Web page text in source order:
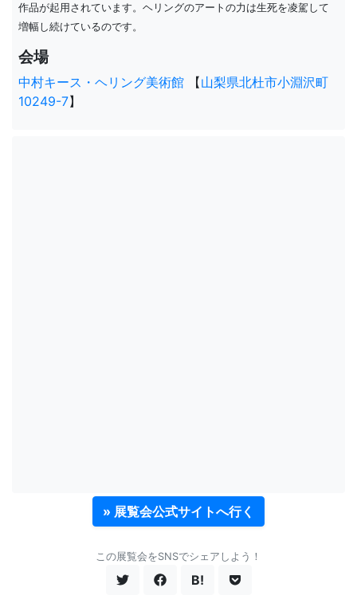
作品が起用されています。ヘリングのアートの力は生死を凌駕して
増幅し続けているのです。
会場
中村キース・ヘリング美術館 【山梨県北杜市小淵沢町
10249-7】
» 展覧会公式サイトへ行く
この展覧会をSNSでシェアしよう！
B!